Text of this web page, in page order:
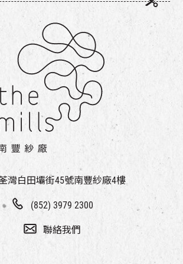
灣白田壩街45號南豐紗廠4樓
(852) 3979 2300
聯絡我們